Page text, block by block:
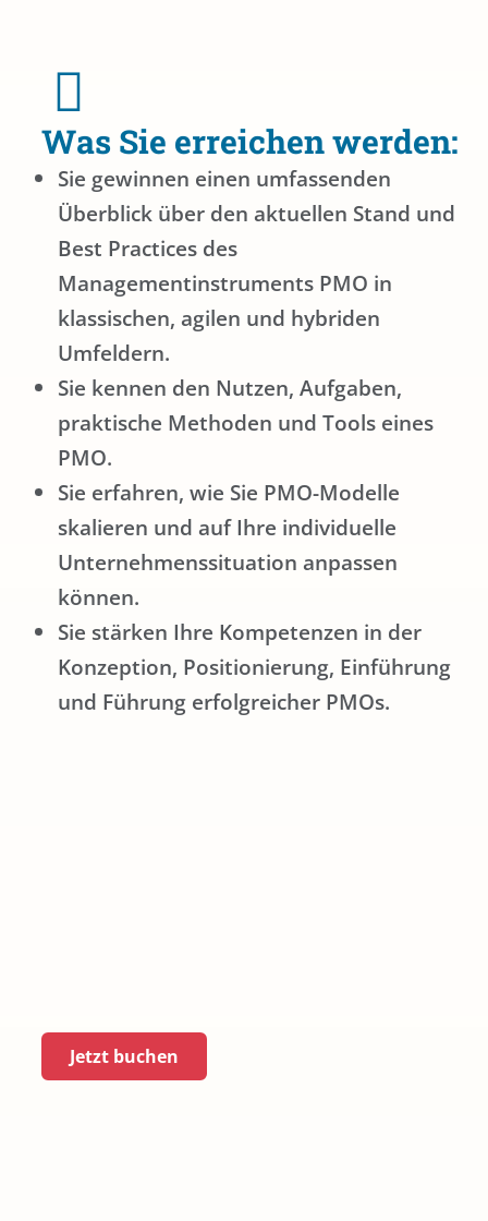
Was Sie erreichen werden:
Sie gewinnen einen umfassenden
Überblick über den aktuellen Stand und
Best Practices des
Managementinstruments PMO in
klassischen, agilen und hybriden
Umfeldern.
Sie kennen den Nutzen, Aufgaben,
praktische Methoden und Tools eines
PMO.
Sie erfahren, wie Sie PMO-Modelle
skalieren und auf Ihre individuelle
Unternehmenssituation anpassen
können.
Sie stärken Ihre Kompetenzen in der
Konzeption, Positionierung, Einführung
und Führung erfolgreicher PMOs.
Jetzt buchen